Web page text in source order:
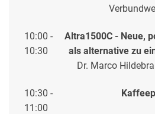
10:00 -
10:30
Altra1500C - Neue,
als alternative zu
Dr. Marco
10:30 -
11:00